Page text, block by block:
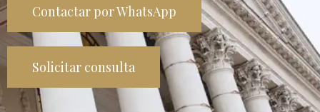
Contactar por WhatsApp
Solicitar consulta